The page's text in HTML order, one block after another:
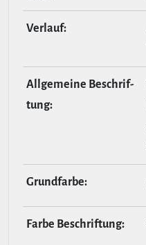
Verlauf:
All­ge­meine Beschrif­
tung:
Grund­farbe:
Farbe Beschrif­tung: